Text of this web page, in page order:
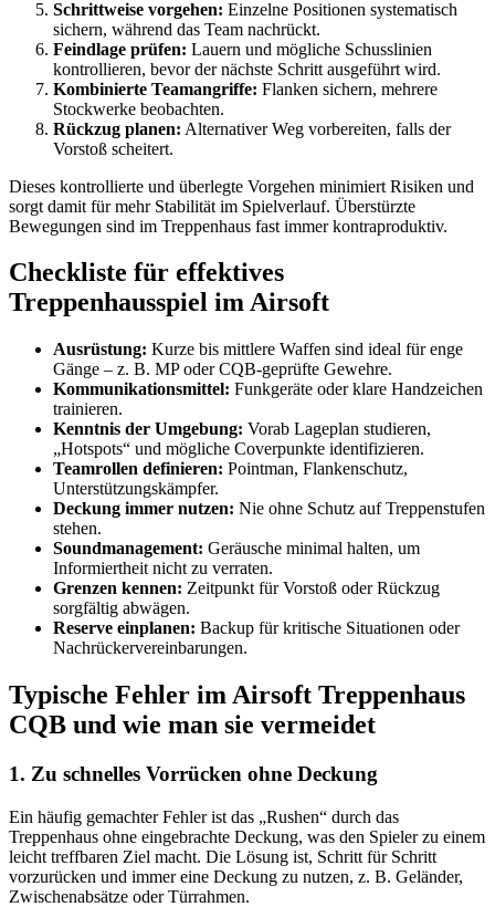
Schrittweise vorgehen: Einzelne Positionen systematisch
sichern, während das Team nachrückt.
Feindlage prüfen: Lauern und mögliche Schusslinien
kontrollieren, bevor der nächste Schritt ausgeführt wird.
Kombinierte Teamangriffe: Flanken sichern, mehrere
Stockwerke beobachten.
Rückzug planen: Alternativer Weg vorbereiten, falls der
Vorstoß scheitert.
Dieses kontrollierte und überlegte Vorgehen minimiert Risiken und
sorgt damit für mehr Stabilität im Spielverlauf. Überstürzte
Bewegungen sind im Treppenhaus fast immer kontraproduktiv.
Checkliste für effektives
Treppenhausspiel im Airsoft
Ausrüstung: Kurze bis mittlere Waffen sind ideal für enge
Gänge – z. B. MP oder CQB-geprüfte Gewehre.
Kommunikationsmittel: Funkgeräte oder klare Handzeichen
trainieren.
Kenntnis der Umgebung: Vorab Lageplan studieren,
„Hotspots“ und mögliche Coverpunkte identifizieren.
Teamrollen definieren: Pointman, Flankenschutz,
Unterstützungskämpfer.
Deckung immer nutzen: Nie ohne Schutz auf Treppenstufen
stehen.
Soundmanagement: Geräusche minimal halten, um
Informiertheit nicht zu verraten.
Grenzen kennen: Zeitpunkt für Vorstoß oder Rückzug
sorgfältig abwägen.
Reserve einplanen: Backup für kritische Situationen oder
Nachrückervereinbarungen.
Typische Fehler im Airsoft Treppenhaus
CQB und wie man sie vermeidet
1. Zu schnelles Vorrücken ohne Deckung
Ein häufig gemachter Fehler ist das „Rushen“ durch das
Treppenhaus ohne eingebrachte Deckung, was den Spieler zu einem
leicht treffbaren Ziel macht. Die Lösung ist, Schritt für Schritt
vorzurücken und immer eine Deckung zu nutzen, z. B. Geländer,
Zwischenabsätze oder Türrahmen.